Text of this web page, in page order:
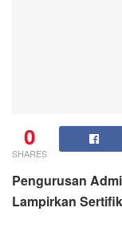
0
SHARES
Pengurusan
Lampirkan